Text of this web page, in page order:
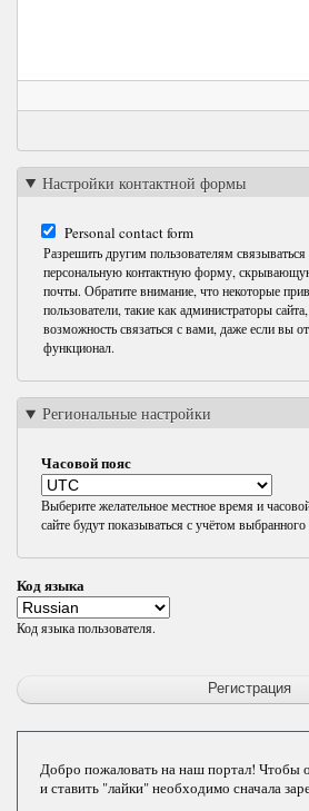
Настройки контактной формы
Personal contact form
Разрешить другим пользователям
персональную контактную форму,
почты. Обратите внимание, что некоторые
пользователи, такие как администраторы
возможность связаться с вами, даже если вы
функционал.
Региональные настройки
Часовой пояс
Выберите желательное местное время и
сайте будут показываться с учётом выбранного
Код языка
Код языка пользователя.
Добро пожаловать на наш портал! Чтобы
и ставить "лайки" необходимо сначала